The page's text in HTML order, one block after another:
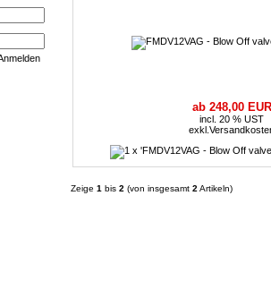
ab 248,00 EUR
incl. 20 % UST
exkl.
Zeige 1 bis 2 (von insgesamt 2 Artikeln)